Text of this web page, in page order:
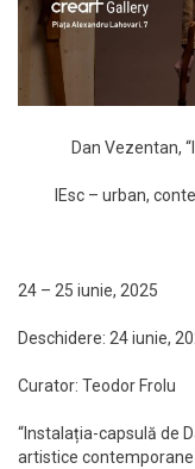
Dan Vezentan,
IEsc – urban,
24 – 25 iunie, 2025
Deschidere: 24 iunie,
Curator: Teodor Frolu
“Instalația-capsulă de
artistice